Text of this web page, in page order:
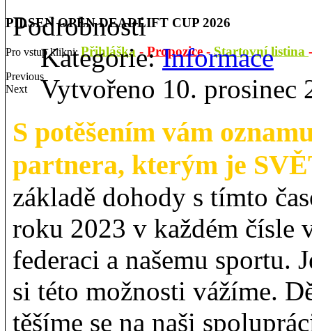
PILSEN OPEN DEADLIFT CUP 2026
Pro vstup klikni:Přihláška -Propozice-Startovní listina
Previous
Next
Podrobnosti
Kategorie:Informace
Vytvořeno 10. prosinec
S potěšením vám
partnera, kterým je
základě dohody s tímto
roku 2023 v každém čísle
federaci a našemu sportu.
si této možnosti vážíme.
těšíme se na naši